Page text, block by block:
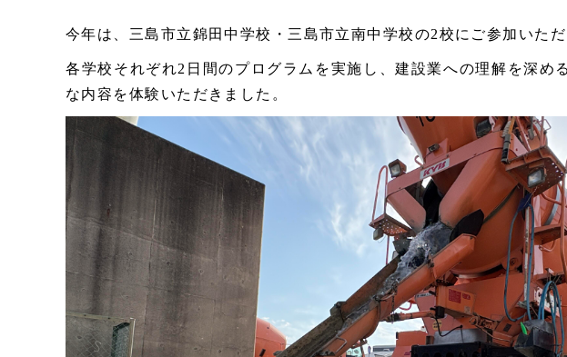
今年は、三島市立錦田中学校・三島市立南中学校の2校にご参加いただ
各学校それぞれ2日間のプログラムを実施し、建設業への理解を深
な内容を体験いただきました。